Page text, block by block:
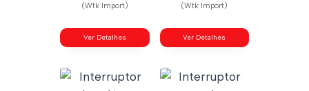
(Wtk Import)
Ver Detalhes
(Wtk Import)
Ver Detalhes